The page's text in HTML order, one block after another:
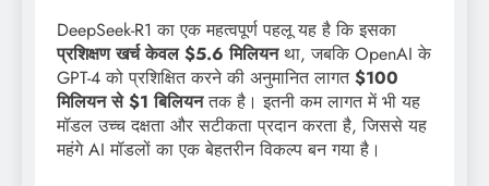
DeepSeek-R1 का एक महत्वपूर्ण पहलू यह है कि इसका
प्रशिक्षण खर्च केवल $5.6 मिलियनथा, जबकि OpenAI के
GPT-4 को प्रशिक्षित करने की अनुमानित लागत$100
मिलियन से $1 बिलियनतक है। इतनी कम लागत में भी यह
मॉडल उच्च दक्षता और सटीकता प्रदान करता है, जिससे यह
महंगे AI मॉडलों का एक बेहतरीन विकल्प बन गया है।